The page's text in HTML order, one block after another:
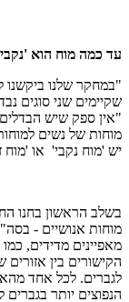
עד כמה מוח הוא
"במחקר שלנו ביקשנו
שקיימים שני סוגים
"אין ספק שיש
מוחות של נשים
יש 'מוח נקבי' או 'מוח
מאפיינים מדידים,
הקישורים בין
לגברים. לכל אחד
הנפוצים יותר